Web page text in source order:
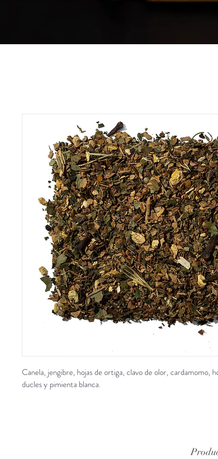
Canela, jengibre, hojas de ortiga, clavo de olor, cardamomo,
ducles y pimienta blanca.